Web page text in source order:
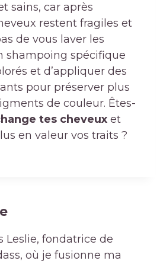
sains, car après
restent fragiles et
de vous laver les
shampoing spécifique
et d’appliquer des
pour préserver plus
de couleur. Êtes-
tes cheveux et
en valeur vos traits ?
Leslie, fondatrice de
où je fusionne ma